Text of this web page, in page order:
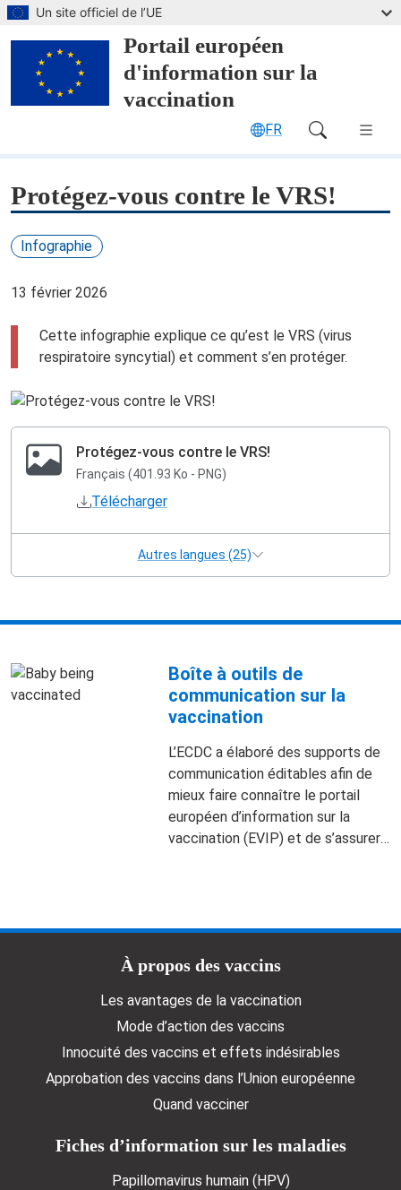
Un site officiel de l’UE
Portail européen
d'information sur la
vaccination
FR
Main Navigation (desktop)
Protégez-vous contre le VRS!
Infographie
13 février 2026
Cette infographie explique ce qu’est le VRS (virus
respiratoire syncytial) et comment s’en protéger.
Protégez-vous contre le VRS!
Français (401.93 Ko - PNG)
Télécharger
Autres langues (25)
Boîte à outils de
communication sur la
vaccination
L’ECDC a élaboré des supports de
communication éditables afin de
mieux faire connaître le portail
européen d’information sur la
vaccination (EVIP) et de s’assurer
Doormat menuÀ propos des vaccins
Les avantages de la vaccination
Mode d’action des vaccins
Innocuité des vaccins et effets indésirables
Approbation des vaccins dans l’Union européenne
Quand vacciner
Fiches d’information sur les maladies
Papillomavirus humain (HPV)